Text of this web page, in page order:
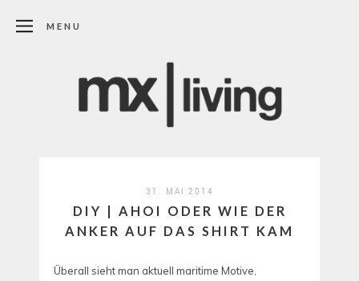
MENU
31. MAI 2014
DIY | AHOI ODER WIE DER
ANKER AUF DAS SHIRT KAM
Überall sieht man aktuell maritime Motive,